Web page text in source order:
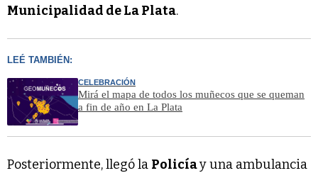
Municipalidad de La Plata.
LEÉ TAMBIÉN:
CELEBRACIÓN
Mirá el mapa de todos los muñecos que se queman
a fin de año en La Plata
Posteriormente, llegó la Policíay una ambulancia